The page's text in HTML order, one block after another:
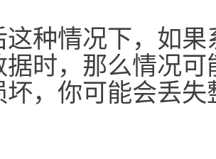
这种情况下，如
据时，那么情况
坏，你可能会丢